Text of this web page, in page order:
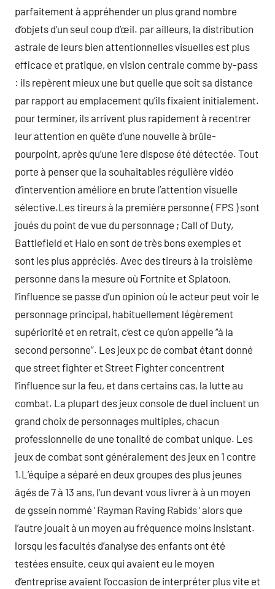
parfaitement à appréhender un plus grand nombre
d’objets d’un seul coup d’œil. par ailleurs, la distribution
astrale de leurs bien attentionnelles visuelles est plus
efficace et pratique, en vision centrale comme by-pass
: ils repèrent mieux une but quelle que soit sa distance
par rapport au emplacement qu’ils fixaient initialement.
pour terminer, ils arrivent plus rapidement à recentrer
leur attention en quête d’une nouvelle à brûle-
pourpoint, après qu’une 1ere dispose été détectée. Tout
porte à penser que la souhaitables régulière vidéo
d’intervention améliore en brute l’attention visuelle
sélective.Les tireurs à la première personne ( FPS ) sont
joués du point de vue du personnage ; Call of Duty,
Battlefield et Halo en sont de très bons exemples et
sont les plus appréciés. Avec des tireurs à la troisième
personne dans la mesure où Fortnite et Splatoon,
l’influence se passe d’un opinion où le acteur peut voir le
personnage principal, habituellement légèrement
supériorité et en retrait, c’est ce qu’on appelle “à la
second personne”. Les jeux pc de combat étant donné
que street fighter et Street Fighter concentrent
l’influence sur la feu, et dans certains cas, la lutte au
combat. La plupart des jeux console de duel incluent un
grand choix de personnages multiples, chacun
professionnelle de une tonalité de combat unique. Les
jeux de combat sont généralement des jeux en 1 contre
1.L’équipe a séparé en deux groupes des plus jeunes
âgés de 7 à 13 ans, l’un devant vous livrer à à un moyen
de gssein nommé ‘ Rayman Raving Rabids ‘ alors que
l’autre jouait à un moyen au fréquence moins insistant.
lorsqu les facultés d’analyse des enfants ont été
testées ensuite, ceux qui avaient eu le moyen
d’entreprise avaient l’occasion de interpréter plus vite et